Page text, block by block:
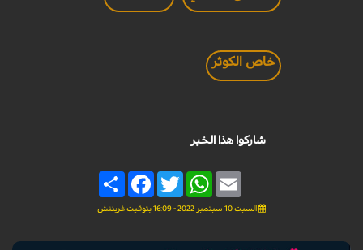
خاص الكوثر
شاركوا هذا الخبر
Share
FacebookTwitter
WhatsAppEmail
السبت 10 سبتمبر 2022 - 16:09 بتوقيت غرينتش